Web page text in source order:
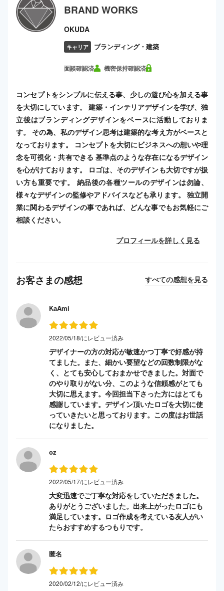
BRAND WORKS
OKUDA
キャリア ブランディング・建築
面談確認済 機密保持確認済
コンセプトをシンプルに伝える事、少しの遊び心を加える事
を大切にしています。 建築・インテリアデザインを学び、独
立後はブランディングデザインをベースに活動しておりま
す。 その為、私のデザイン思考は建築的な考え方がベースと
なっております。 コンセプトを大切にビジネスへの想いや理
念を可視化・共有できる 基準点のような存在になるデザイン
を心がけております。 ロゴは、そのデザインも大切ですが扱
い方も重要です。 納品後の各種ツールのデザインは勿論、
様々なデザインの監修やアドバイスなども承ります。 独立開
業に関わるデザインの事であれば、どんな事でもお気軽にご
相談ください。
プロフィールを詳しく見る
お客さまの感想 すべての感想を見る
KaAmi
2022/05/18/にレビュー済み
デザイナーの方の対応が敏速かつ丁寧で好感が持
てました。また、細かい要望などの回数制限がな
く、とても安心しておまかせできました。対面で
のやり取りがない分、このような信頼感がとても
大切に思えます。今回担当下さった方にはとても
感謝しています。デザイン頂いたロゴを大切に使
っていきたいと思っております。この度はお世話
になりました。
oz
2022/05/17/にレビュー済み
大変迅速でご丁寧な対応をしていただきました。
ありがとうございました。出来上がったロゴにも
満足しています。ロゴ作成を考えている友人がい
たらおすすめするつもりです。
匿名
2020/02/12/にレビュー済み